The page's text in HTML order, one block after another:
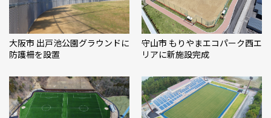
大阪市 出戸池公園グラウンドに
防護柵を設置
守山市 もりやまエコパーク西エ
リアに新施設完成